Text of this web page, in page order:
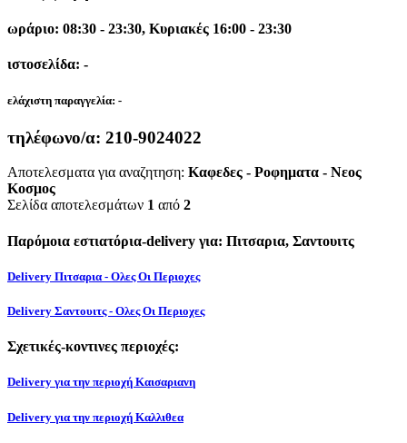
ωράριο: 08:30 - 23:30, Κυριακές 16:00 - 23:30
ιστοσελίδα: -
ελάχιστη παραγγελία: -
τηλέφωνο/α: 210-9024022
Αποτελεσματα για αναζητηση: Καφεδες - Ροφηματα - Νεος
Κοσμος
Σελίδα αποτελεσμάτων 1 από 2
Παρόμοια εστιατόρια-delivery για: Πιτσαρια, Σαντουιτς
Delivery Πιτσαρια - Ολες Οι Περιοχες
Delivery Σαντουιτς - Ολες Οι Περιοχες
Σχετικές-κοντινες περιοχές:
Delivery για την περιοχή Καισαριανη
Delivery για την περιοχή Καλλιθεα